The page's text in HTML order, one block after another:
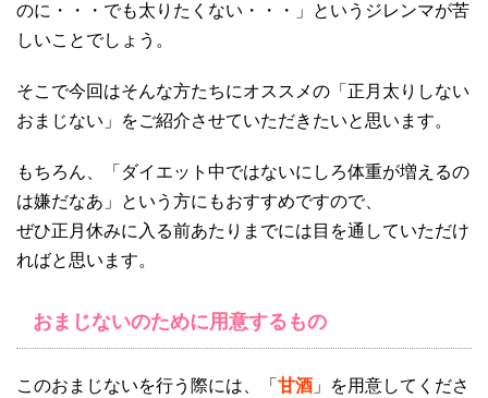
のに・・・でも太りたくない・・・」というジレンマが苦
しいことでしょう。
そこで今回はそんな方たちにオススメの「正月太りしない
おまじない」をご紹介させていただきたいと思います。
もちろん、「ダイエット中ではないにしろ体重が増えるの
は嫌だなあ」という方にもおすすめですので、
ぜひ正月休みに入る前あたりまでには目を通していただけ
ればと思います。
おまじないのために用意するもの
このおまじないを行う際には、「 甘酒 」を用意してくださ